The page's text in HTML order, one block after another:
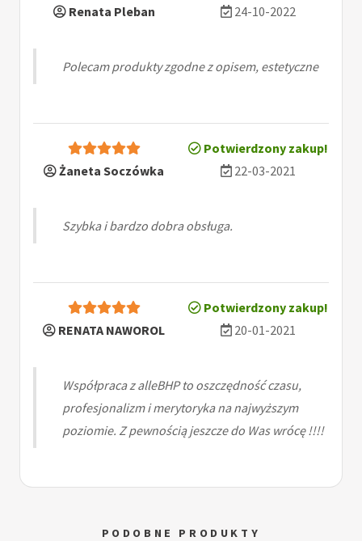
Renata Pleban
24-10-2022
Polecam produkty zgodne z opisem, estetyczne
Potwierdzony zakup!
Żaneta Soczówka
22-03-2021
Szybka i bardzo dobra obsługa.
Potwierdzony zakup!
RENATA NAWOROL
20-01-2021
Współpraca z alleBHP to oszczędność czasu,
profesjonalizm i merytoryka na najwyższym
poziomie. Z pewnością jeszcze do Was wrócę !!!!
PODOBNE PRODUKTY